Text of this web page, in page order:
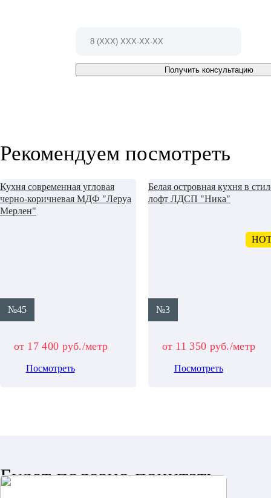
Получить консультацию
Рекомендуем посмотреть
Кухня современная угловая
черно-коричневая МДФ "Леруа
Мерлен"
№45
от 17 400 руб./метр
Посмотреть
Белая островная кухня в
лофт ЛДСП "Ника"
№3
от 11 350 руб./метр
Посмотреть
Будет полезно почитать